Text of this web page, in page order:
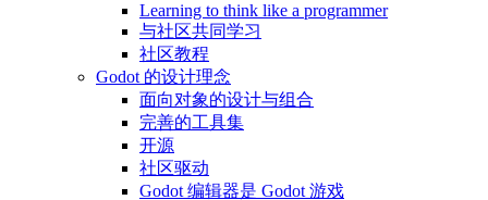
Learning to think like a programmer
与社区共同学习
社区教程
Godot 的设计理念
面向对象的设计与组合
完善的工具集
开源
社区驱动
Godot 编辑器是 Godot 游戏